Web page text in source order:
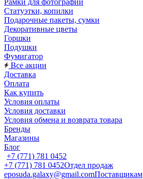
Рамки для фотографии
Статуэтки, копилки
Подарочные пакеты, сумки
Декоративные цветы
Горшки
Подушки
Фумигатор
Все акции
Доставка
Оплата
Как купить
Условия оплаты
Условия доставки
Условия обмена и возврата товара
Бренды
Магазины
Блог
+7 (771) 781 0452
+7 (771) 781 0452Отдел продаж
eposuda.galaxy@gmail.comПоставщикам